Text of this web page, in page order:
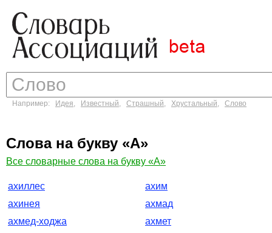
Например: Идея, Известный, Страшный, Хрустальный, Слово
Слова на букву «А»
Все словарные слова на букву «А»
ахиллес
ахим
ахинея
ахмад
ахмед-ходжа
ахмет